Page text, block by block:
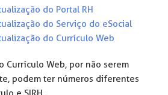
do Portal RH
do Serviço do eSocial
do Currículo Web
Currículo Web, por não serem
podem ter números diferentes